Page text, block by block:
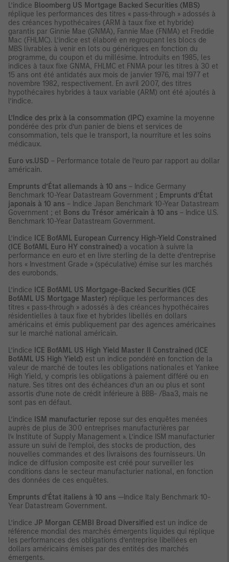
L’indice Bloomberg US Mortgage Backed Securities (MBS)
réplique les performances des titres « pass-through » adossés à
des créances hypothécaires (ARM à taux fixe et hybride)
garantis par Ginnie Mae (GNMA), Fannie Mae (FNMA) et Freddie
Mac (FHLMC). L’indice est élaboré en regroupant les blocs de
MBS livrables à venir en lots ou génériques en fonction du
programme, du coupon et du millésime. Introduits en 1985, les
indices à taux fixe GNMA, FHLMC et FNMA pour les titres à 30 et
15 ans ont été antidatés aux mois de janvier 1976, mai 1977 et
novembre 1982, respectivement. En avril 2007, des titres
hypothécaires hybrides à taux variable (ARM) ont été ajoutés à
l’indice.
L’Indice des prix à la consommation (IPC) examine la moyenne
pondérée des prix d’un panier de biens et services de
consommation, tels que le transport, la nourriture et les soins
médicaux.
Euro vs.USD – Performance totale de l’euro par rapport au dollar
américain.
Emprunts d’État allemands à 10 ans – Indice Germany
Benchmark 10-Year Datastream Government ; Emprunts d’État
japonais à 10 ans – Indice Japan Benchmark 10-Year Datastream
Government ; et Bons du Trésor américain à 10 ans – Indice U.S.
Benchmark 10-Year Datastream Government.
L’indice ICE BofAML European Currency High-Yield Constrained
(ICE BofAML Euro HY constrained) a vocation à suivre la
performance en euro et en livre sterling de la dette d’entreprise
hors « Investment Grade » (spéculative) émise sur les marchés
des eurobonds.
L’indice ICE BofAML US Mortgage-Backed Securities (ICE
BofAML US Mortgage Master) réplique les performances des
titres « pass-through » adossés à des créances hypothécaires
résidentielles à taux fixe et hybrides libellés en dollars
américains et émis publiquement par des agences américaines
sur le marché national américain.
L’indice ICE BofAML US High Yield Master II Constrained (ICE
BofAML US High Yield) est un indice pondéré en fonction de la
valeur de marché de toutes les obligations nationales et Yankee
High Yield, y compris les obligations à paiement différé ou en
nature. Ses titres ont des échéances d’un an ou plus et sont
assortis d’une note de crédit inférieure à BBB- /Baa3, mais ne
sont pas en défaut.
L’indice ISM manufacturier repose sur des enquêtes menées
auprès de plus de 300 entreprises manufacturières par
l’« Institute of Supply Management ». L’indice ISM manufacturier
assure un suivi de l’emploi, des stocks de production, des
nouvelles commandes et des livraisons des fournisseurs. Un
indice de diffusion composite est créé pour surveiller les
conditions dans le secteur manufacturier national, en fonction
des données de ces enquêtes.
Emprunts d’État italiens à 10 ans —Indice Italy Benchmark 10-
Year Datastream Government.
L’indice JP Morgan CEMBI Broad Diversified est un indice de
référence mondial des marchés émergents liquides qui réplique
les performances des obligations d’entreprise libellées en
dollars américains émises par des entités des marchés
émergents.